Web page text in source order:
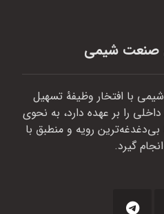
صنعت شیمی
با افتخار وظیفهٔ تسهیل
داخلی را بر عهده دارد، به نحوی
رویه و منطبق با
گیرد.